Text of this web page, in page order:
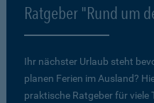
Ratgeber "Rund um
Ihr nächster Urlaub steht
planen Ferien im Ausland?
praktische Ratgeber für viele